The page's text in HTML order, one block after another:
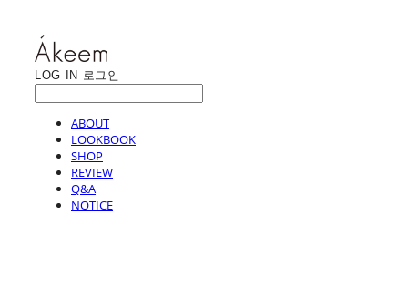
LOG IN 로그인
ABOUT
LOOKBOOK
SHOP
REVIEW
Q&A
NOTICE